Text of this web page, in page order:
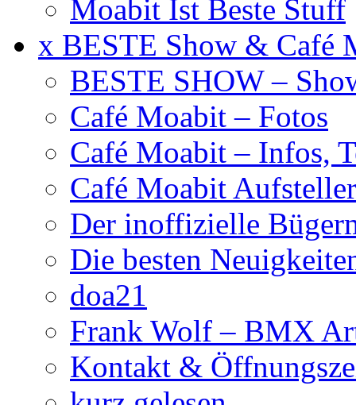
Moabit Ist Beste Stuff
x BESTE Show & Café
BESTE SHOW –
Café Moabit – Fotos
Café Moabit – Infos,
Café Moabit Aufsteller
Der inoffizielle
Die besten
doa21
Frank Wolf – BMX
Kontakt &